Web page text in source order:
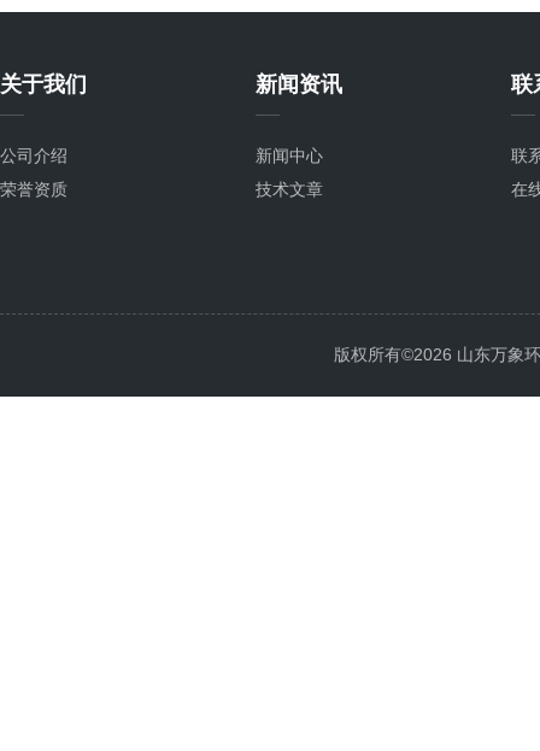
关于我们
公司介绍
荣誉资质
新闻资讯
新闻中心
技术文章
联
联
在
版权所有©2026 山东万象